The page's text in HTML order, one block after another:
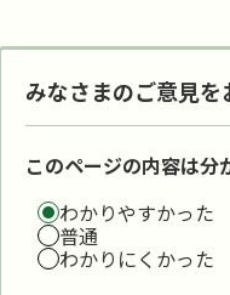
みなさまのご意見
このページの内容は分
わかりやすかった
普通
わかりにくかった